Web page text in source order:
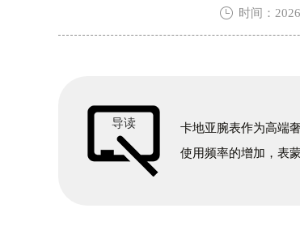
 时间：
导读
卡地亚腕表作为高端
使用频率的增加，表